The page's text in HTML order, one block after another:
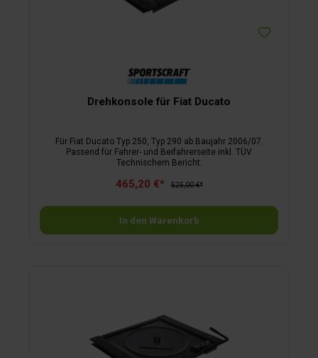
Drehkonsole für Fiat Ducato
Für Fiat Ducato Typ 250, Typ 290 ab Baujahr 2006/07.
Passend für Fahrer- und Beifahrerseite inkl. TÜV
Technischem Bericht.
465,20 €* 525,00 €*
In den Warenkorb